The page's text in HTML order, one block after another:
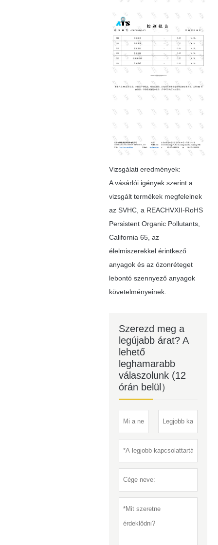
Vizsgálati eredmények:
A vásárlói igények szerint a
vizsgált termékek megfelelnek
az SVHC, a REACHVXII-RoHS
Persistent Organic Pollutants,
California 65, az
élelmiszerekkel érintkező
anyagok és az ózonréteget
lebontó szennyező anyagok
követelményeinek.
Szerezd meg a
legújabb árat? A
lehető
leghamarabb
válaszolunk (12
órán belül）